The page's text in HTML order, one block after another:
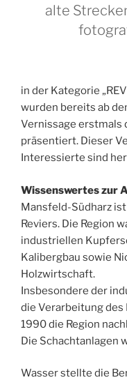
alte
in der Kategorie
wurden bereits ab
Vernissage erstmals
präsentiert. Dieser
Interessierte sind
Wissenswertes zur
Mansfeld-Südharz
Reviers. Die Region
industriellen
Kalibergbau sowie
Holzwirtschaft.
Insbesondere der
die Verarbeitung des
1990 die Region
Die Schachtanlagen
Wasser stellte die